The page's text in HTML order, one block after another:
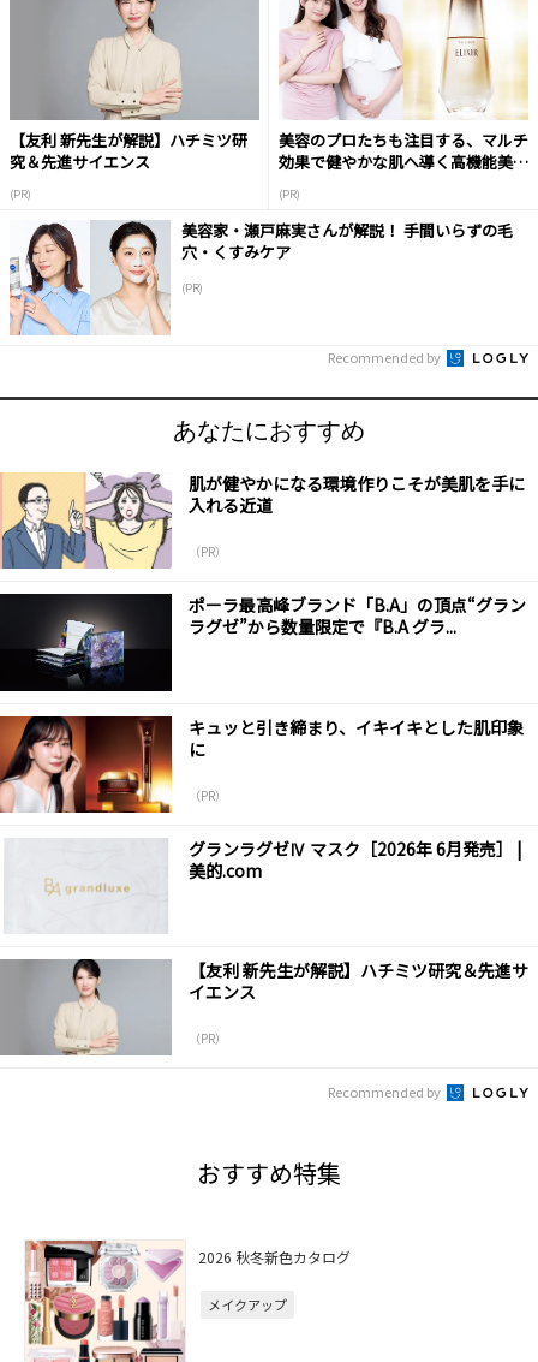
【友利 新先生が解説】ハチミツ研
究＆先進サイエンス
(PR)
美容のプロたちも注目する、マルチ
効果で健やかな肌へ導く高機能美容
(PR)
美容家・瀬戸麻実さんが解説！ 手間いらずの毛
穴・くすみケア
(PR)
Recommended by
あなたにおすすめ
肌が健やかになる環境作りこそが美肌を手に
入れる近道
（PR）
ポーラ最高峰ブランド「B.A」の頂点“グラン
ラグゼ”から数量限定で『B.A グラ...
キュッと引き締まり、イキイキとした肌印象
に
（PR）
グランラグゼⅣ マスク［2026年 6月発売］ |
美的.com
【友利 新先生が解説】ハチミツ研究＆先進サ
イエンス
（PR）
Recommended by
おすすめ特集
2026 秋冬新色カタログ
メイクアップ